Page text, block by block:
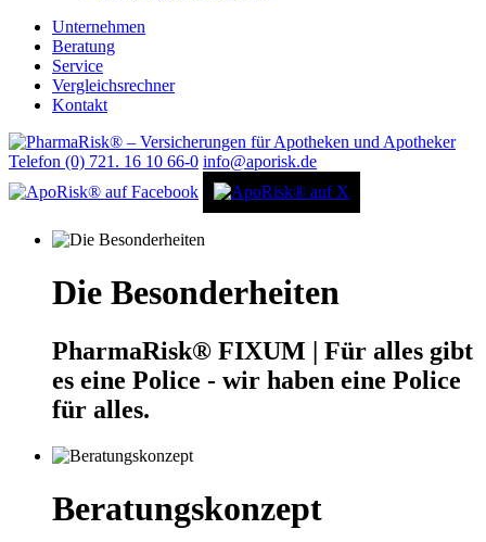
Unternehmen
Beratung
Service
Vergleichsrechner
Kontakt
Telefon (0) 721. 16 10 66-0 info@aporisk.de
Die Besonderheiten
PharmaRisk® FIXUM | Für alles gibt
es eine Police - wir haben eine Police
für alles.
Beratungskonzept